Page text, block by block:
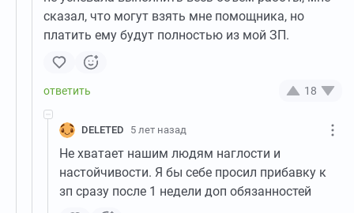
сказал, что могут взять мне помощника, но
платить ему будут полностью из мой ЗП.
18
DELETED 5 лет назад
Не хватает нашим людям наглости и
настойчивости. Я бы себе просил прибавку к
зп сразу после 1 недели доп обязанностей